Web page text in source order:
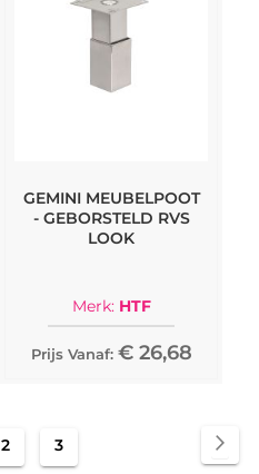
GEMINI MEUBELPOOT
- GEBORSTELD RVS
LOOK
Merk: HTF
Prijs Vanaf: € 26,68
Pagina
2 Pagina
3